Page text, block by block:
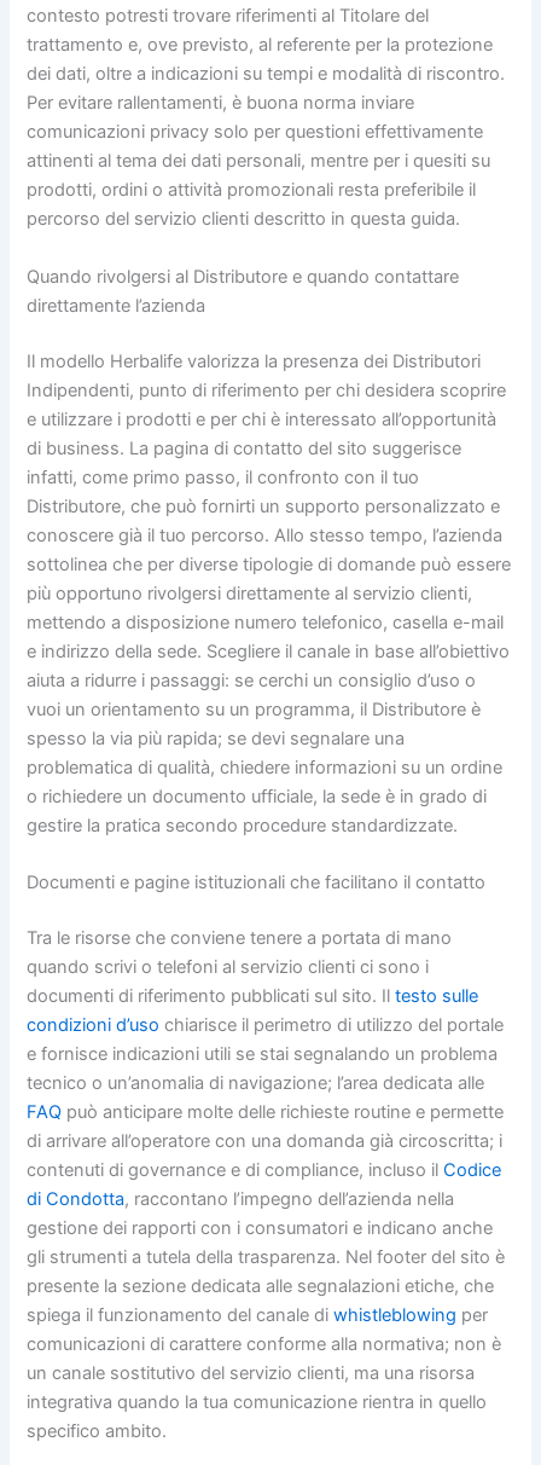
contesto potresti trovare riferimenti al Titolare del
trattamento e, ove previsto, al referente per la protezione
dei dati, oltre a indicazioni su tempi e modalità di riscontro.
Per evitare rallentamenti, è buona norma inviare
comunicazioni privacy solo per questioni effettivamente
attinenti al tema dei dati personali, mentre per i quesiti su
prodotti, ordini o attività promozionali resta preferibile il
percorso del servizio clienti descritto in questa guida.
Quando rivolgersi al Distributore e quando contattare
direttamente l’azienda
Il modello Herbalife valorizza la presenza dei Distributori
Indipendenti, punto di riferimento per chi desidera scoprire
e utilizzare i prodotti e per chi è interessato all’opportunità
di business. La pagina di contatto del sito suggerisce
infatti, come primo passo, il confronto con il tuo
Distributore, che può fornirti un supporto personalizzato e
conoscere già il tuo percorso. Allo stesso tempo, l’azienda
sottolinea che per diverse tipologie di domande può essere
più opportuno rivolgersi direttamente al servizio clienti,
mettendo a disposizione numero telefonico, casella e-mail
e indirizzo della sede. Scegliere il canale in base all’obiettivo
aiuta a ridurre i passaggi: se cerchi un consiglio d’uso o
vuoi un orientamento su un programma, il Distributore è
spesso la via più rapida; se devi segnalare una
problematica di qualità, chiedere informazioni su un ordine
o richiedere un documento ufficiale, la sede è in grado di
gestire la pratica secondo procedure standardizzate.
Documenti e pagine istituzionali che facilitano il contatto
Tra le risorse che conviene tenere a portata di mano
quando scrivi o telefoni al servizio clienti ci sono i
documenti di riferimento pubblicati sul sito. Iltesto sulle
condizioni d’uso chiarisce il perimetro di utilizzo del portale
e fornisce indicazioni utili se stai segnalando un problema
tecnico o un’anomalia di navigazione; l’area dedicata alle
FAQ può anticipare molte delle richieste routine e permette
di arrivare all’operatore con una domanda già circoscritta; i
contenuti di governance e di compliance, incluso ilCodice
di Condotta, raccontano l’impegno dell’azienda nella
gestione dei rapporti con i consumatori e indicano anche
gli strumenti a tutela della trasparenza. Nel footer del sito è
presente la sezione dedicata alle segnalazioni etiche, che
spiega il funzionamento del canale diwhistleblowing per
comunicazioni di carattere conforme alla normativa; non è
un canale sostitutivo del servizio clienti, ma una risorsa
integrativa quando la tua comunicazione rientra in quello
specifico ambito.